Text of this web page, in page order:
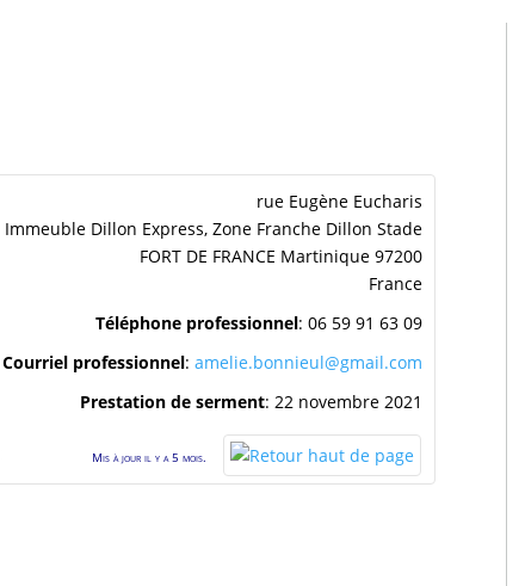
rue Eugène Eucharis
Immeuble Dillon Express, Zone Franche Dillon Stade
FORT DE FRANCE Martinique 97200
France
Téléphone professionnel: 06 59 91 63 09
Courriel professionnel: amelie.bonnieul@gmail.com
Prestation de serment: 22 novembre 2021
Mis à jour il y a 5 mois.